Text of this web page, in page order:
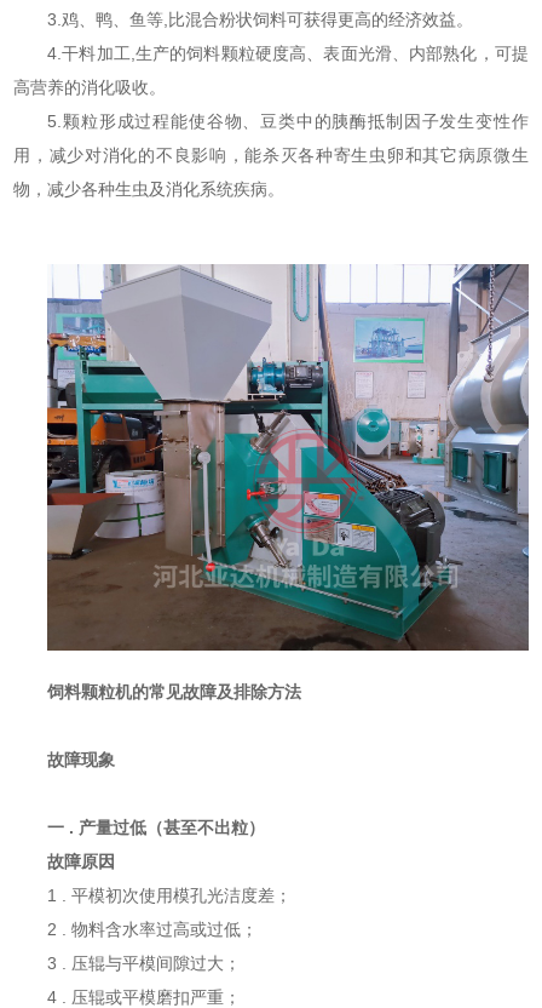
3.鸡、鸭、鱼等,比混合粉状饲料可获得更高的经济效益。
4.干料加工,生产的饲料颗粒硬度高、表面光滑、内部熟化，可提
高营养的消化吸收。
5.颗粒形成过程能使谷物、豆类中的胰酶抵制因子发生变性作
用，减少对消化的不良影响，能杀灭各种寄生虫卵和其它病原微生
物，减少各种生虫及消化系统疾病。
饲料颗粒机的常见故障及排除方法
故障现象
一 . 产量过低（甚至不出粒）
故障原因
1 . 平模初次使用模孔光洁度差；
2 . 物料含水率过高或过低；
3 . 压辊与平模间隙过大；
4 . 压辊或平模磨扣严重；